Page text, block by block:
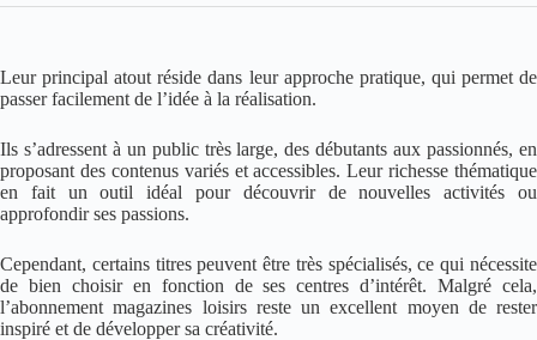
Leur principal atout réside dans leur approche pratique, qui permet de
passer facilement de l’idée à la réalisation.
Ils s’adressent à un public très large, des débutants aux passionnés, en
proposant des contenus variés et accessibles. Leur richesse thématique
en fait un outil idéal pour découvrir de nouvelles activités ou
approfondir ses passions.
Cependant, certains titres peuvent être très spécialisés, ce qui nécessite
de bien choisir en fonction de ses centres d’intérêt. Malgré cela,
l’abonnement magazines loisirs reste un excellent moyen de rester
inspiré et de développer sa créativité.